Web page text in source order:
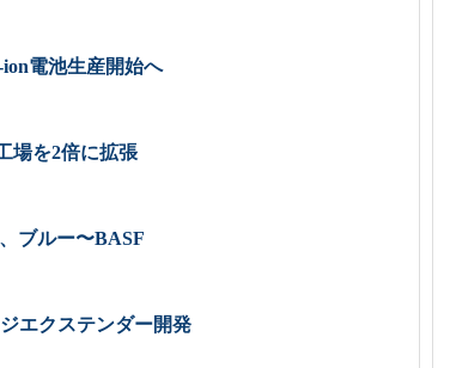
電池生産開始へ
場を2倍に拡張
ブルー〜BASF
エクステンダー開発